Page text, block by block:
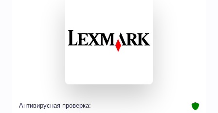
Антивирусная проверка: